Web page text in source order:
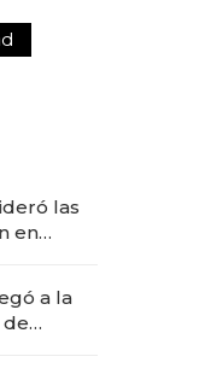
las
en
a la